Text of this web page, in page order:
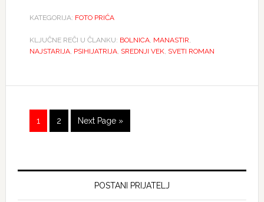
KATEGORIJA: FOTO PRIĆA
KLJUČNE REČI U ČLANKU: BOLNICA, MANASTIR,
NAJSTARIJA, PSIHIJATRIJA, SREDNJI VEK, SVETI ROMAN
Page
1 Page
2
Go
to
Next Page »
Primary
POSTANI PRIJATELJ